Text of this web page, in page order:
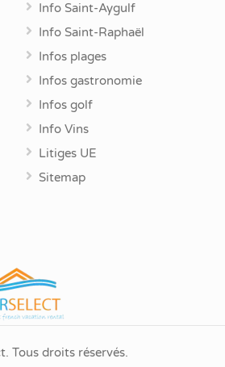
Info Saint-Aygulf
Info Saint-Raphaël
Infos plages
Infos gastronomie
Infos golf
Info Vins
Litiges UE
Sitemap
Tous droits réservés.